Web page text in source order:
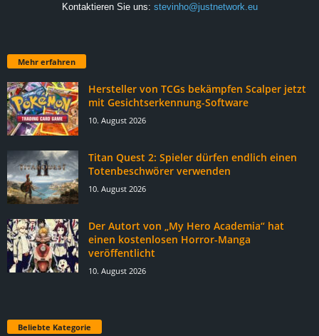
Kontaktieren Sie uns: stevinho@justnetwork.eu
Mehr erfahren
Hersteller von TCGs bekämpfen Scalper jetzt
mit Gesichtserkennung-Software
10. August 2026
Titan Quest 2: Spieler dürfen endlich einen
Totenbeschwörer verwenden
10. August 2026
Der Autort von „My Hero Academia“ hat
einen kostenlosen Horror-Manga
veröffentlicht
10. August 2026
Beliebte Kategorie